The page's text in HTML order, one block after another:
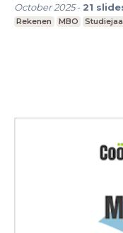
October 2025- 21
Rekenen MBO